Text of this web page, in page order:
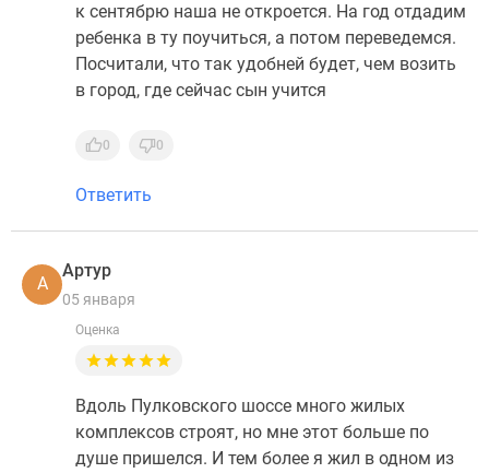
к сентябрю наша не откроется. На год отдадим
ребенка в ту поучиться, а потом переведемся.
Посчитали, что так удобней будет, чем возить
в город, где сейчас сын учится
0 0
Ответить
А
Артур
05 января
Оценка
Вдоль Пулковского шоссе много жилых
комплексов строят, но мне этот больше по
душе пришелся. И тем более я жил в одном из